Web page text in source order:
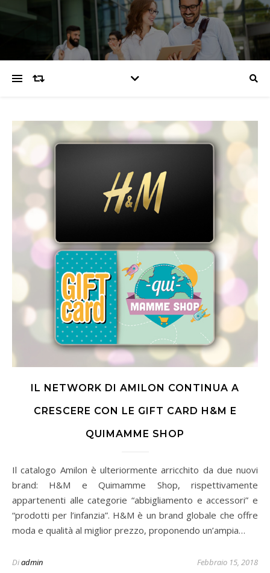
IL NETWORK DI AMILON CONTINUA A
CRESCERE CON LE GIFT CARD H&M E
QUIMAMME SHOP
Il catalogo Amilon è ulteriormente arricchito da due nuovi
brand: H&M e Quimamme Shop, rispettivamente
appartenenti alle categorie “abbigliamento e accessori” e
“prodotti per l’infanzia”. H&M è un brand globale che offre
moda e qualità al miglior prezzo, proponendo un’ampia…
Diadmin Febbraio 15, 2018